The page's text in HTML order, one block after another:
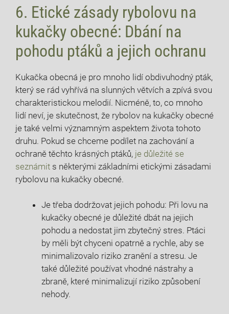
6. Etické zásady rybolovu⁢ na
kukačky obecné: Dbání na
pohodu ptáků a jejich ochranu
Kukačka obecná je pro mnoho lidí obdivuhodný pták,
který se rád⁢ vyhřívá⁢ na slunných větvích a ⁤zpívá svou
charakteristickou melodií. Nicméně, to, co mnoho
⁢lidí neví, je skutečnost, že rybolov ‍na kukačky obecné
je také velmi významným aspektem ​života tohoto
⁤druhu. Pokud se chceme podílet na‌ zachování a
ochraně těchto krásných ptáků, je důležité se‌
seznámit s některými základními etickými zásadami
rybolovu na kukačky obecné.
Je třeba dodržovat jejich pohodu: Při ‌lovu na
kukačky obecné je důležité dbát na⁣ jejich
pohodu a⁤ nedostat jim zbytečný stres. ​Ptáci⁤
by měli být chyceni opatrně a rychle, aby​ se
minimalizovalo riziko zranění a stresu. Je
také důležité používat vhodné nástrahy a
zbraně, které minimalizují ‌riziko způsobení
nehody.